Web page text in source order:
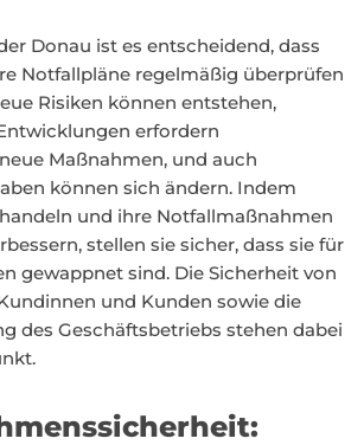
Donau ist es entscheidend, dass
Notfallpläne regelmäßig überprüfen
Risiken können entstehen,
erfordern
Maßnahmen, und auch
können sich ändern. Indem
und ihre Notfallmaßnahmen
stellen sie sicher, dass sie für
gewappnet sind. Die Sicherheit von
und Kunden sowie die
des Geschäftsbetriebs stehen dabei